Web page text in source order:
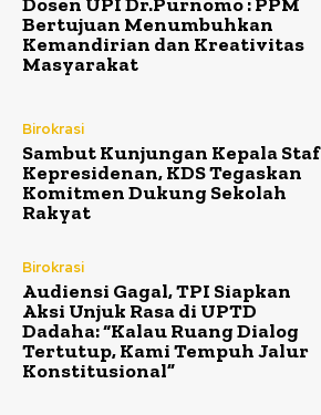
Bertujuan Menumbuhkan
Kemandirian dan Kreativitas
Masyarakat
Birokrasi
Sambut Kunjungan Kepala Staf
Kepresidenan, KDS Tegaskan
Komitmen Dukung Sekolah
Rakyat
Birokrasi
Audiensi Gagal, TPI Siapkan
Aksi Unjuk Rasa di UPTD
Dadaha: “Kalau Ruang Dialog
Tertutup, Kami Tempuh Jalur
Konstitusional”